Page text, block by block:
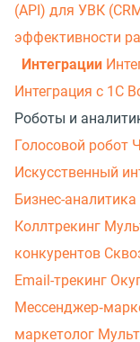
(API) для УВК
эффективности
Интеграции
Интеграция с 1С
Роботы и
Голосовой робот
Искусственный
Бизнес-аналитика
Коллтрекинг
конкурентов
Email-трекинг
маркетолог